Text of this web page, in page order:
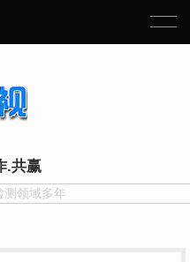
.共赢
测领域多年